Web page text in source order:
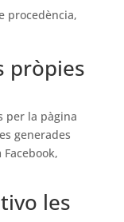
procedència,
pròpies
per la pàgina
generades
les